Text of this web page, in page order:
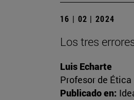
16 | 02 | 2024
Los tres
Luis Echarte
Profesor de
Publicado en: